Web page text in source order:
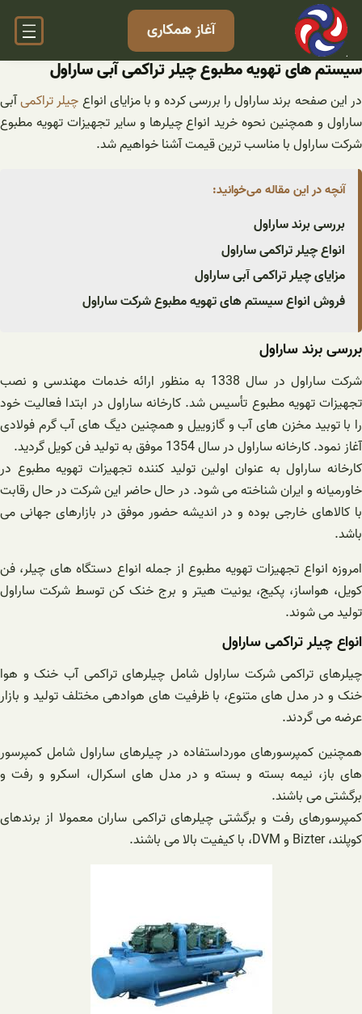
رفتن
محتوا
آغاز همکاری
سیستم های تهویه مطبوع چیلر تراکمی آبی ساراول
در این صفحه برند ساراول را بررسی کرده و با مزایای انواعچیلر تراکمیآبی
ساراول و همچنین نحوه خرید انواع چیلرها و سایر تجهیزات تهویه مطبوع
شرکت ساراول با مناسب ترین قیمت آشنا خواهیم شد.
آنچه در این مقاله می‌خوانید:
بررسی برند ساراول
انواع چیلر تراکمی ساراول
مزایای چیلر تراکمی آبی ساراول
فروش انواع سیستم های تهویه مطبوع شرکت ساراول
بررسی برند ساراول
شرکت ساراول در سال 1338 به منظور ارائه خدمات مهندسی و نصب
تجهیزات تهویه مطبوع تأسیس شد. کارخانه ساراول در ابتدا فعالیت خود
را با توبید مخزن های آب و گازوییل و همچنین دیگ های آب گرم فولادی
آغاز نمود. کارخانه ساراول در سال 1354 موفق به تولید فن کویل گردید.
کارخانه ساراول به عنوان اولین تولید کننده تجهیزات تهویه مطبوع در
خاورمیانه و ایران شناخته می شود. در حال حاضر این شرکت در حال رقابت
با کالاهای خارجی بوده و در اندیشه حضور موفق در بازارهای جهانی می
باشد.
امروزه انواع تجهیزات تهویه مطبوع از جمله انواع دستگاه های چیلر، فن
کویل، هواساز، پکیج، یونیت هیتر و برج خنک کن توسط شرکت ساراول
تولید می شوند.
انواع چیلر تراکمی ساراول
چیلرهای تراکمی شرکت ساراول شامل چیلرهای تراکمی آب خنک و هوا
خنک و در مدل های متنوع، با ظرفیت های هوادهی مختلف تولید و بازار
عرضه می گردند.
همچنین کمپرسورهای مورداستفاده در چیلرهای ساراول شامل کمپرسور
های باز، نیمه بسته و بسته و در مدل های اسکرال، اسکرو و رفت و
برگشتی می باشند.
کمپرسورهای رفت و برگشتی چیلرهای تراکمی ساران معمولا از برندهای
کوپلند، Bizter و DVM، با کیفیت بالا می باشند.